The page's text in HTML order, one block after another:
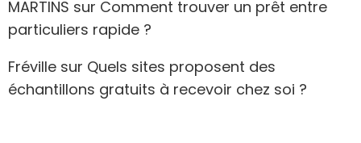
MARTINS sur Comment trouver un prêt entre
particuliers rapide ?
Fréville sur Quels sites proposent des
échantillons gratuits à recevoir chez soi ?